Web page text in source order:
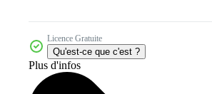
Licence Gratuite
Qu'est-ce que c'est ?
Plus d'infos